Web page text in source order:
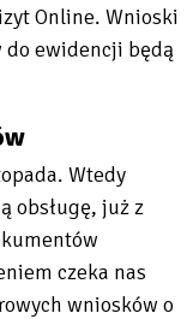
Online. Wnioski
do ewidencji będą
Wtedy
obsługę, już z
czeka nas
wniosków o